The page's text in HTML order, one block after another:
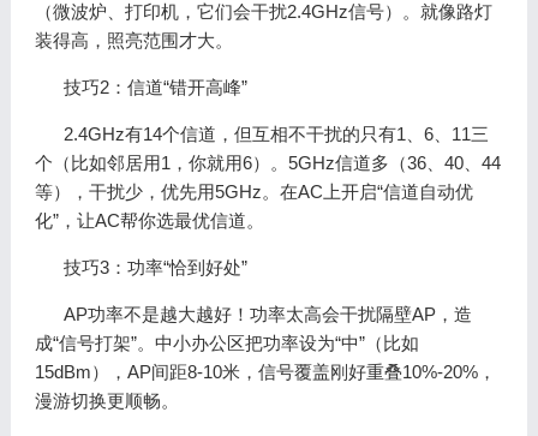
（微波炉、打印机，它们会干扰2.4GHz信号）。就像路灯
装得高，照亮范围才大。
技巧2：信道“错开高峰”
2.4GHz有14个信道，但互相不干扰的只有1、6、11三
个（比如邻居用1，你就用6）。5GHz信道多（36、40、44
等），干扰少，优先用5GHz。在AC上开启“信道自动优
化”，让AC帮你选最优信道。
技巧3：功率“恰到好处”
AP功率不是越大越好！功率太高会干扰隔壁AP，造
成“信号打架”。中小办公区把功率设为“中”（比如
15dBm），AP间距8-10米，信号覆盖刚好重叠10%-20%，
漫游切换更顺畅。